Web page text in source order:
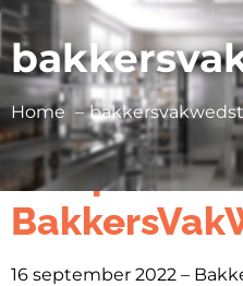
Home
16 september 2022 –